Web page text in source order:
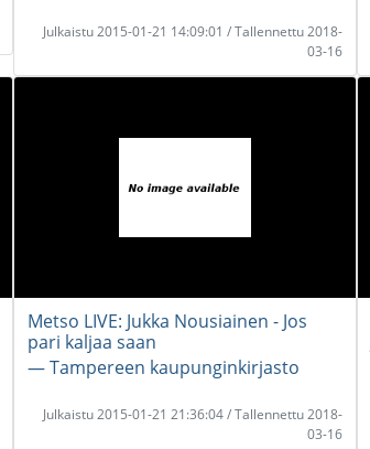
Julkaistu 2015-01-21 14:09:01 / Tallennettu 2018-
03-16
Metso LIVE: Jukka Nousiainen - Jos
pari kaljaa saan
― Tampereen kaupunginkirjasto
Julkaistu 2015-01-21 21:36:04 / Tallennettu 2018-
03-16